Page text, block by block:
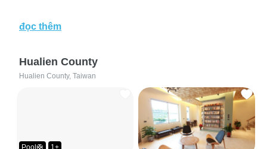
đọc thêm
Hualien County
Hualien County, Taiwan
Pool🛟 1+